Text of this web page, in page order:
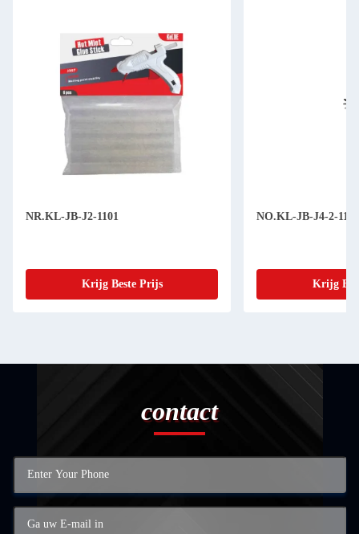
NR.KL-JB-J2-1101
Krijg Beste Prijs
NO.KL-JB-J4-2-
Krijg
contact